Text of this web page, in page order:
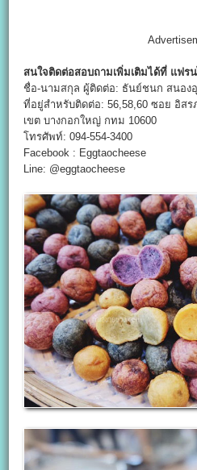
สนใจติดต่อสอบถามเพิ่มเติมได้ที่ แฟร
ชื่อ-นามสกุล ผู้ติดต่อ: ธันย์ชนก สนอง
ที่อยู่สำหรับติดต่อ: 56,58,60 ซอย อิส
เขต บางกอกใหญ่ กทม 10600
โทรศัพท์: 094-554-3400
Facebook : Eggtaocheese
Line: @eggtaocheese